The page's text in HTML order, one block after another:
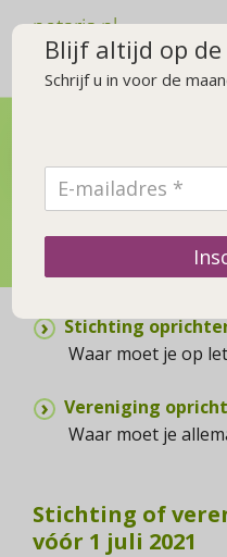
notaris.nl
Stichting
Wat je moet weten als je
oprichten. En welke
Stichting
Waar moet je op
Vereniging
Waar moet je
Stichting of
vóór 1 juli 2021
Blijf altijd op
Schrijf u in voor de